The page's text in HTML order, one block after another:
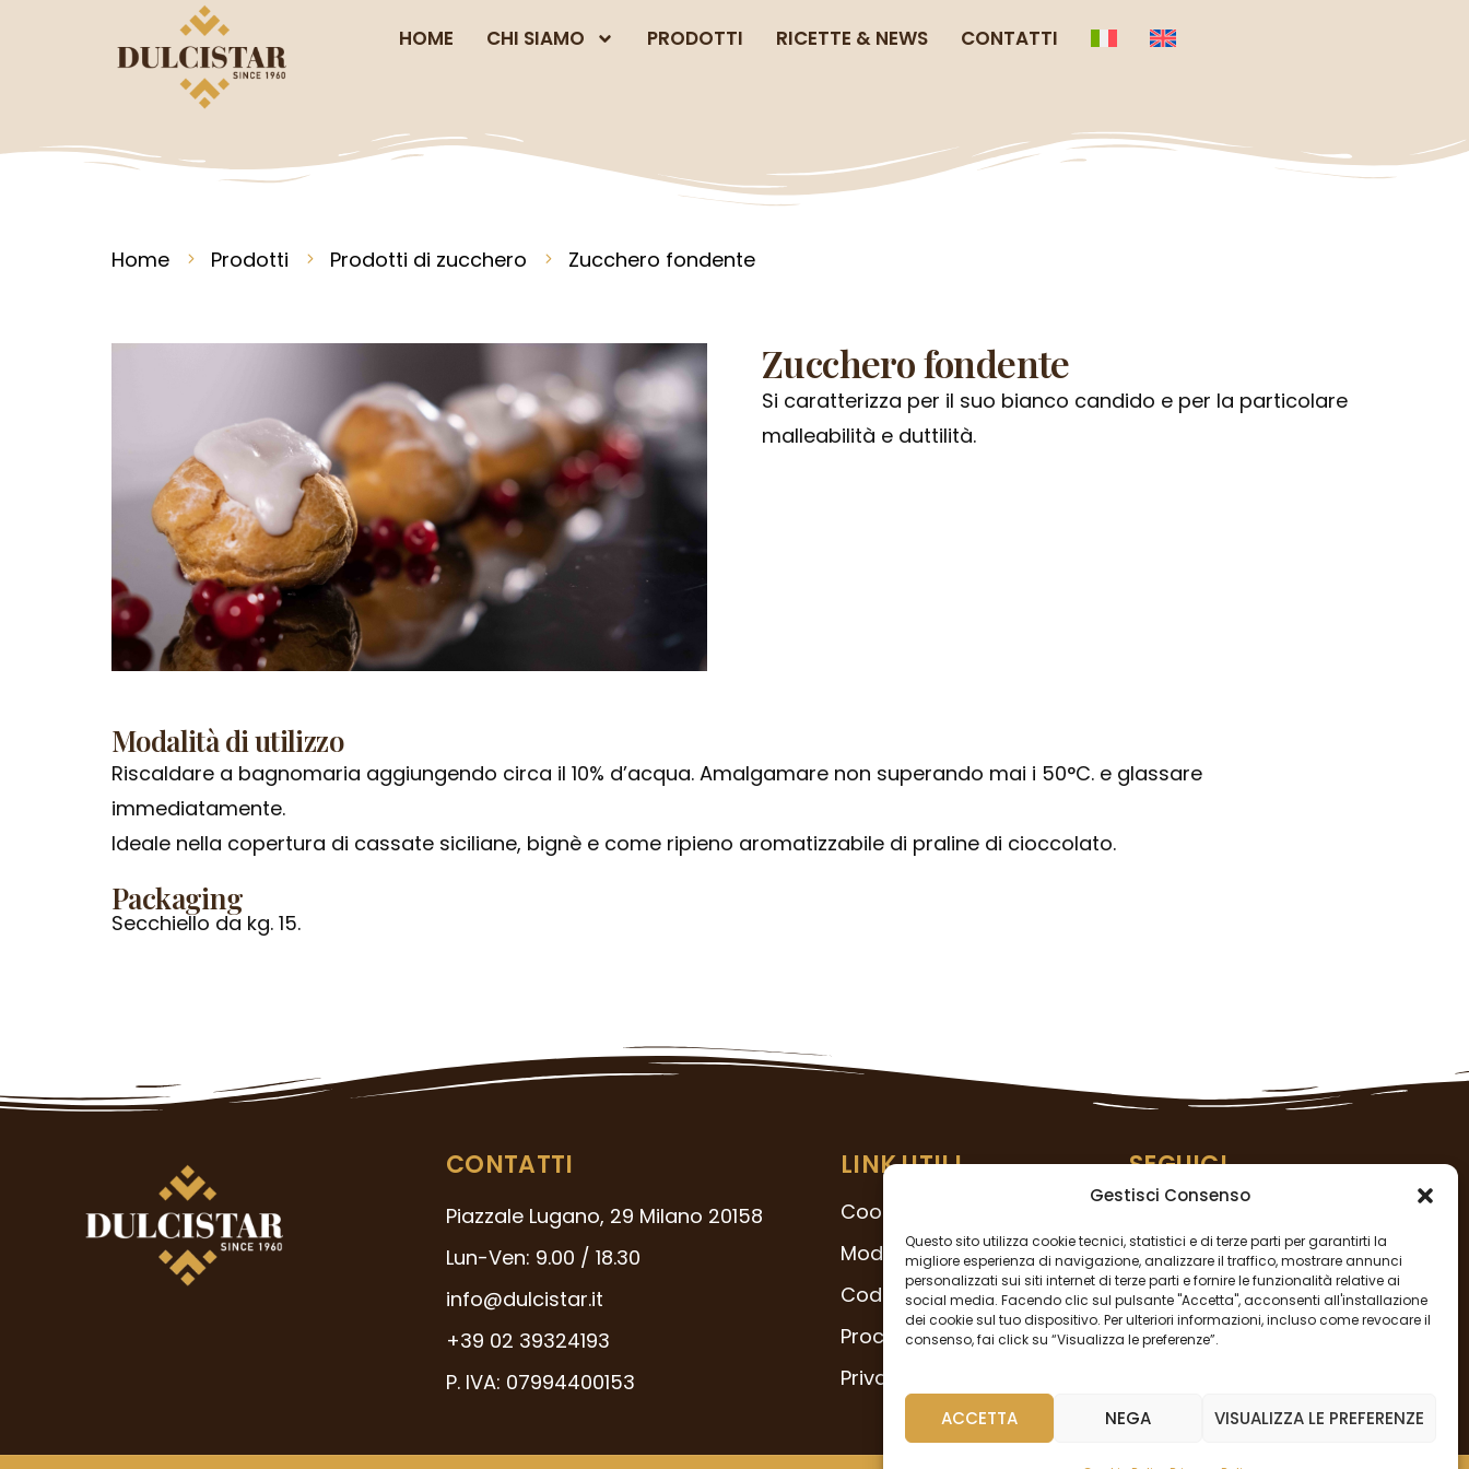
Gestisci Consenso
Questo sito utilizza cookie tecnici, statistici e di terze parti per garantirti la
migliore esperienza di navigazione, analizzare il traffico, mostrare annunci
personalizzati sui siti internet di terze parti e fornire le funzionalità relative ai
social media. Facendo clic sul pulsante "Accetta", acconsenti all'installazione
dei cookie sul tuo dispositivo. Per ulteriori informazioni, incluso come revocare il
consenso, fai click su “Visualizza le preferenze”.
ACCETTA NEGA VISUALIZZA LE PREFERENZE
HOME CHI SIAMO PRODOTTI RICETTE & NEWS CONTATTI
Home Prodotti Prodotti di zucchero Zucchero fondente
Zucchero fondente
Si caratterizza per il suo bianco candido e per la particolare
malleabilità e duttilità.
Modalità di utilizzo
Riscaldare a bagnomaria aggiungendo circa il 10% d’acqua. Amalgamare non superando mai i 50°C. e glassare
immediatamente.
Ideale nella copertura di cassate siciliane, bignè e come ripieno aromatizzabile di praline di cioccolato.
Packaging
Secchiello da kg. 15.
CONTATTI
Piazzale Lugano, 29 Milano 20158
Lun-Ven: 9.00 / 18.30
info@dulcistar.it
+39 02 39324193
P. IVA: 07994400153
LINK UTILI
Cookie Policy
Modello 231
Codice Etico
Procedura Whistleblowing
Privacy Policy
SEGUICI